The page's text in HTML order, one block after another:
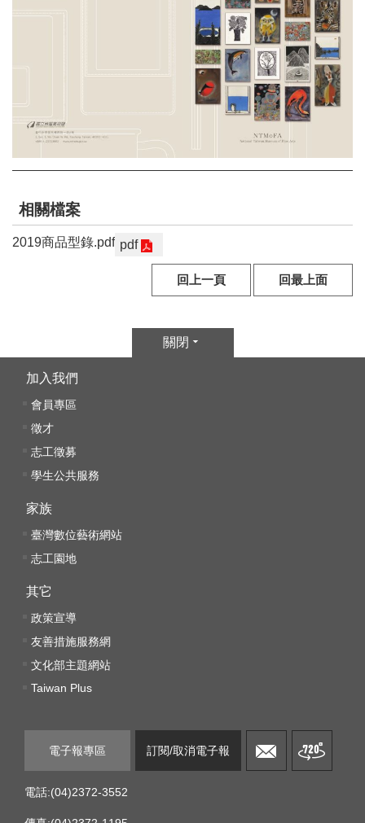
E
l
i
h
網
a
相關檔案
2019商品型錄.pdf pdf
回上一頁 回最上面
關閉
加入我們
會員專區
徵才
志工徵募
學生公共服務
家族
臺灣數位藝術網站
志工園地
其它
政策宣導
友善措施服務網
文化部主題網站
Taiwan Plus
電子報專區 訂閱/取消電子報
電話:(04)2372-3552